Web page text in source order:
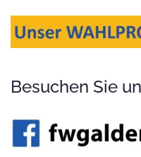
Besuchen Sie